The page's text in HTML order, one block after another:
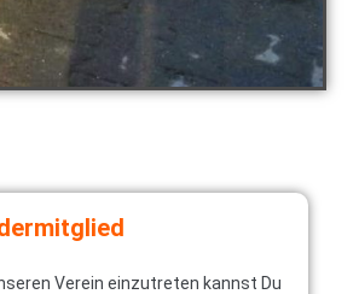
Verein einzutreten kannst Du